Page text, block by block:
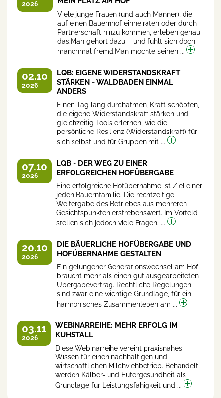
2026
Viele junge Frauen (und auch Männer), die
auf einen Bauernhof einheiraten oder durch
Partnerschaft hinzu kommen, erleben genau
das:Man gehört dazu – und fühlt sich doch
manchmal fremd.Man möchte seinen ...
02.10
2026
LQB: EIGENE WIDERSTANDSKRAFT
STÄRKEN - WALDBADEN EINMAL
ANDERS
Einen Tag lang durchatmen, Kraft schöpfen,
die eigene Widerstandskraft stärken und
gleichzeitig Tools erlernen, wie die
persönliche Resilienz (Widerstandskraft) für
sich selbst und für Gruppen mit ...
07.10
2026
LQB - DER WEG ZU EINER
ERFOLGREICHEN HOFÜBERGABE
Eine erfolgreiche Hofübernahme ist Ziel einer
jeden Bauernfamilie. Die rechtzeitige
Weitergabe des Betriebes aus mehreren
Gesichtspunkten erstrebenswert. Im Vorfeld
stellen sich jedoch viele Fragen. ...
20.10
2026
DIE BÄUERLICHE HOFÜBERGABE UND
HOFÜBERNAHME GESTALTEN
Ein gelungener Generationswechsel am Hof
braucht mehr als einen gut ausgearbeiteten
Übergabevertrag. Rechtliche Regelungen
sind zwar eine wichtige Grundlage, für ein
harmonisches Zusammenleben am ...
03.11
2026
WEBINARREIHE: MEHR ERFOLG IM
KUHSTALL
Diese Webinarreihe vereint praxisnahes
Wissen für einen nachhaltigen und
wirtschaftlichen Milchviehbetrieb. Behandelt
werden Kälber- und Eutergesundheit als
Grundlage für Leistungsfähigkeit und ...